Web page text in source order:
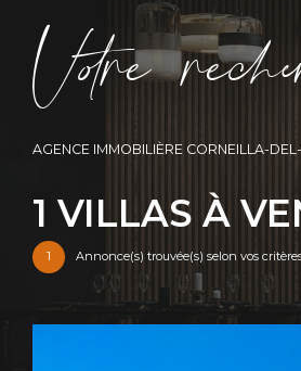
Vore rec
AGENCE IMMOBILIÈRE CORNEILLA-
1 VILLAS À
1 Annonce(s) trouvée(s) selon vos